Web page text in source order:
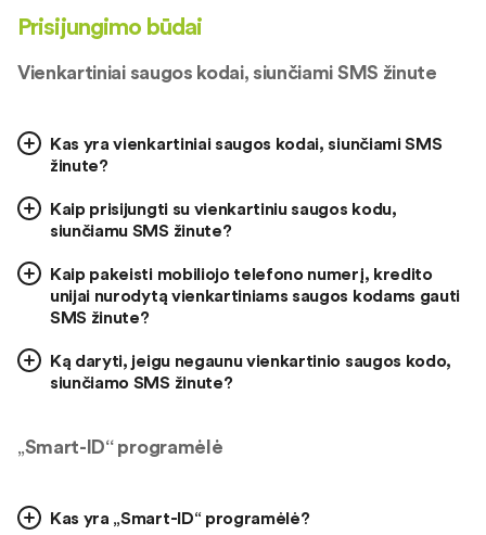
Prisijungimo būdai
Vienkartiniai saugos kodai, siunčiami SMS žinute
Kas yra vienkartiniai saugos kodai, siunčiami SMS
žinute?
Kaip prisijungti su vienkartiniu saugos kodu,
siunčiamu SMS žinute?
Kaip pakeisti mobiliojo telefono numerį, kredito
unijai nurodytą vienkartiniams saugos kodams gauti
SMS žinute?
Ką daryti, jeigu negaunu vienkartinio saugos kodo,
siunčiamo SMS žinute?
„Smart-ID“ programėlė
Kas yra „Smart-ID“ programėlė?